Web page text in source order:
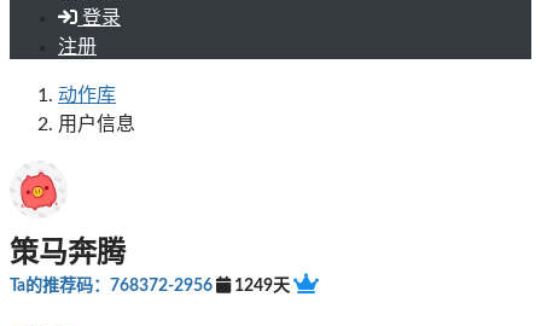
登录
注册
动作库
用户信息
策马奔腾
Ta的推荐码：768372-2956 1249天